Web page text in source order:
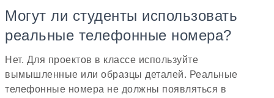
Могут ли студенты использовать
реальные телефонные номера?
Нет. Для проектов в классе используйте
вымышленные или образцы деталей. Реальные
телефонные номера не должны появляться в